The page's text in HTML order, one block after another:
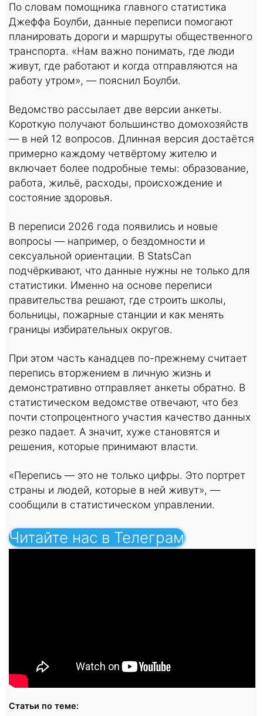
По словам помощника главного статистика
Джеффа Боулби, данные переписи помогают
планировать дороги и маршруты общественного
транспорта. «Нам важно понимать, где люди
живут, где работают и когда отправляются на
работу утром», — пояснил Боулби.
Ведомство рассылает две версии анкеты.
Короткую получают большинство домохозяйств
— в ней 12 вопросов. Длинная версия достаётся
примерно каждому четвёртому жителю и
включает более подробные темы: образование,
работа, жильё, расходы, происхождение и
состояние здоровья.
В переписи 2026 года появились и новые
вопросы — например, о бездомности и
сексуальной ориентации. В StatsCan
подчёркивают, что данные нужны не только для
статистики. Именно на основе переписи
правительства решают, где строить школы,
больницы, пожарные станции и как менять
границы избирательных округов.
При этом часть канадцев по-прежнему считает
перепись вторжением в личную жизнь и
демонстративно отправляет анкеты обратно. В
статистическом ведомстве отвечают, что без
почти стопроцентного участия качество данных
резко падает. А значит, хуже становятся и
решения, которые принимают власти.
«Перепись — это не только цифры. Это портрет
страны и людей, которые в ней живут», —
сообщили в статистическом управлении.
Читайте нас в Телеграм
Статьи по теме: